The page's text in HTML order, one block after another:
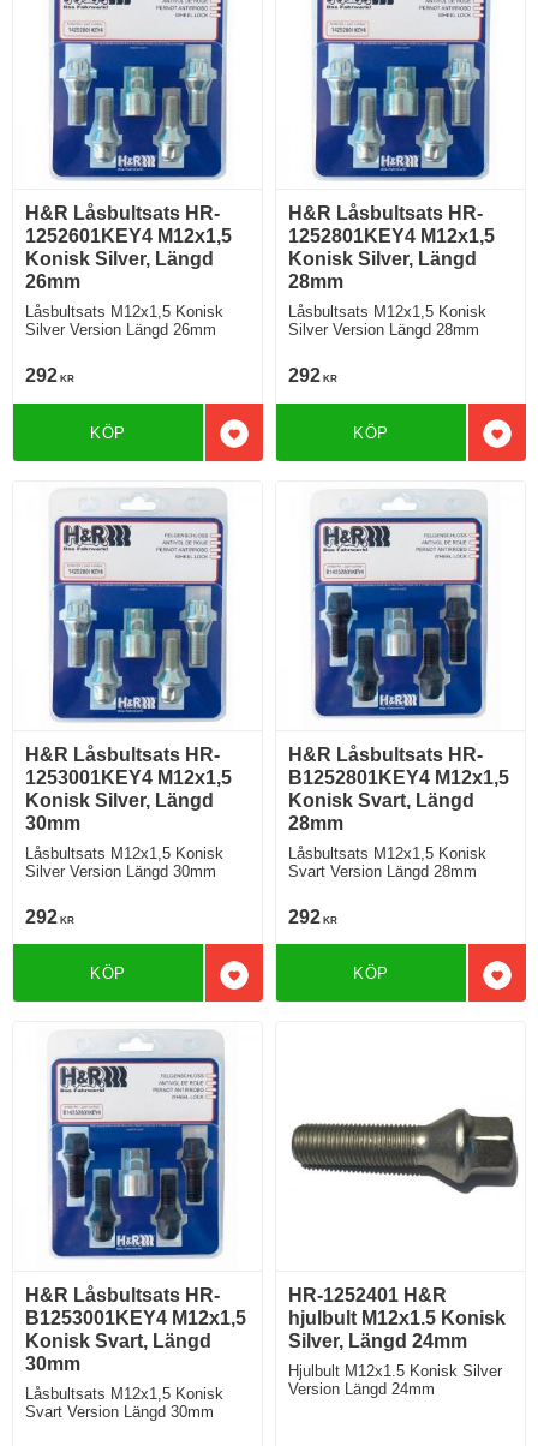
H&R Låsbultsats HR-
1252601KEY4 M12x1,5
Konisk Silver, Längd
26mm
Låsbultsats M12x1,5 Konisk
Silver Version Längd 26mm
292 KR
Lägg till i favoriter
KÖP
H&R Låsbultsats HR-
1252801KEY4 M12x1,5
Konisk Silver, Längd
28mm
Låsbultsats M12x1,5 Konisk
Silver Version Längd 28mm
292 KR
KÖP
H&R Låsbultsats HR-
1253001KEY4 M12x1,5
Konisk Silver, Längd
30mm
Låsbultsats M12x1,5 Konisk
Silver Version Längd 30mm
292 KR
Lägg till i favoriter
KÖP
H&R Låsbultsats HR-
B1252801KEY4 M12x1,5
Konisk Svart, Längd
28mm
Låsbultsats M12x1,5 Konisk
Svart Version Längd 28mm
292 KR
KÖP
H&R Låsbultsats HR-
B1253001KEY4 M12x1,5
Konisk Svart, Längd
30mm
Låsbultsats M12x1,5 Konisk
Svart Version Längd 30mm
HR-1252401 H&R
hjulbult M12x1.5 Konisk
Silver, Längd 24mm
Hjulbult M12x1.5 Konisk Silver
Version Längd 24mm